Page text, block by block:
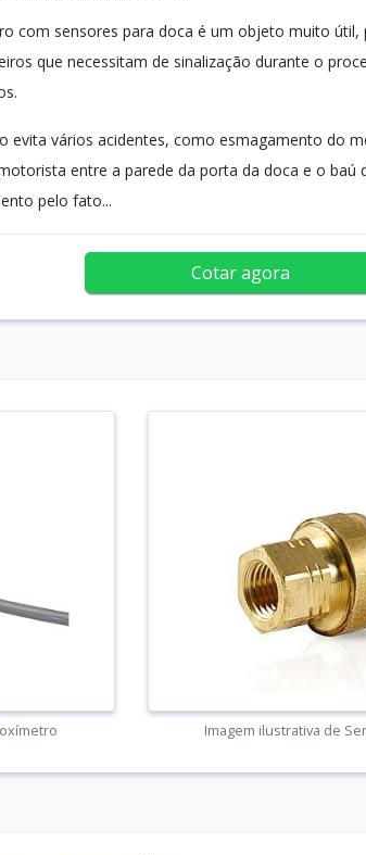
com sensores para doca é um objeto muito útil,
que necessitam de sinalização durante o
evita vários acidentes, como esmagamento do
entre a parede da porta da doca e o baú
pelo fato...
Cotar agora
Imagem ilustrativa de